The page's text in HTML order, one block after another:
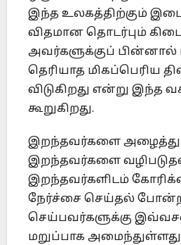
இந்த உலகத்திற்கும்
விதமான தொடர்பும்
அவர்களுக்குப் பின்னால்
தெரியாத மிகப்பெரிய
விடுகிறது என்று இந்த
கூறுகிறது.
இறந்தவர்களை அழைத்துப்
இறந்தவர்களை
இறந்தவர்களிடம்
நேர்ச்சை செய்தல்
செய்பவர்களுக்கு
மறுப்பாக